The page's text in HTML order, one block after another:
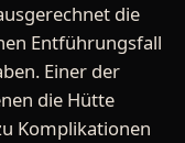
die
Entführungsfall
Einer der
die Hütte
Komplikationen